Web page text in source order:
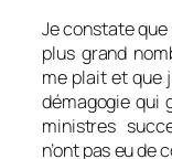
Je constate que
plus grand
me plait et que
démagogie qui
ministres
n’ont pas eu